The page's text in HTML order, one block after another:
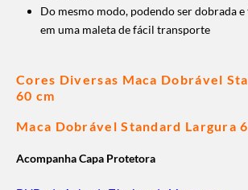
Do mesmo modo, podendo ser dobrada
em uma maleta de fácil transporte
Cores Diversas Maca Dobrável
60 cm
Maca Dobrável Standard Largura
Acompanha Capa Protetora